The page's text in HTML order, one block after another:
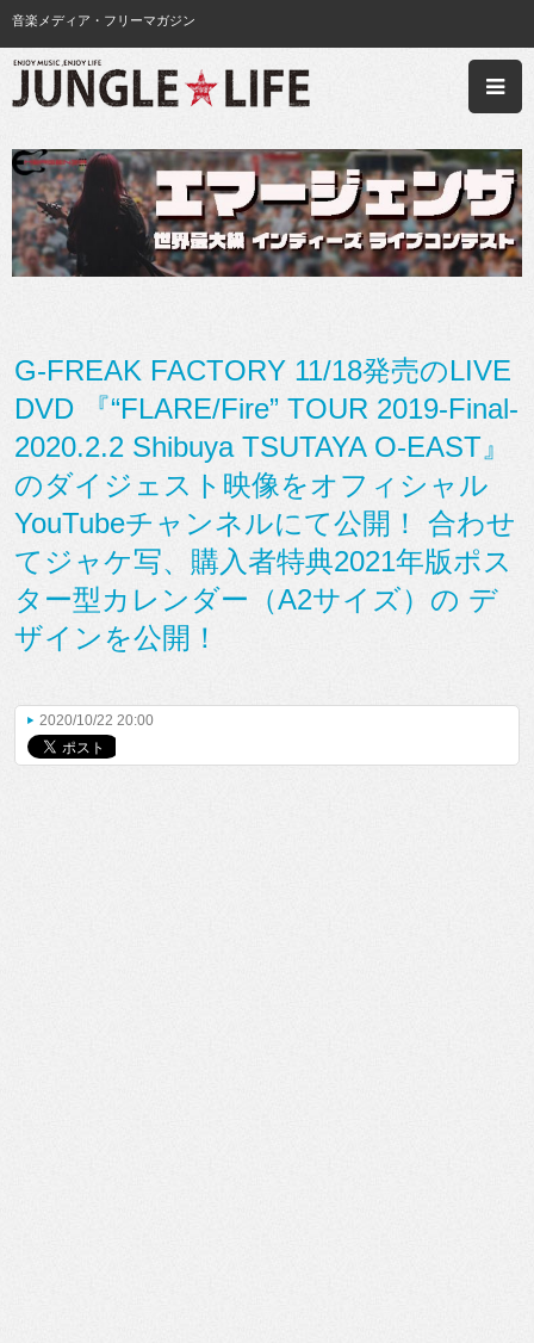
音楽メディア・フリーマガジン
G-FREAK FACTORY 11/18発売のLIVE
DVD 『“FLARE/Fire” TOUR 2019-Final-
2020.2.2 Shibuya TSUTAYA O-EAST』
のダイジェスト映像をオフィシャル
YouTubeチャンネルにて公開！ 合わせ
てジャケ写、購入者特典2021年版ポス
ター型カレンダー（A2サイズ）の デ
ザインを公開！
2020/10/22 20:00